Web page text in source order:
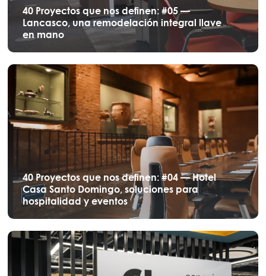
40 Proyectos que nos definen: #05 —
Lancasco, una remodelación integral llave
en mano
40 Proyectos que nos definen: #04 — Hotel
Casa Santo Domingo, soluciones para
hospitalidad y eventos